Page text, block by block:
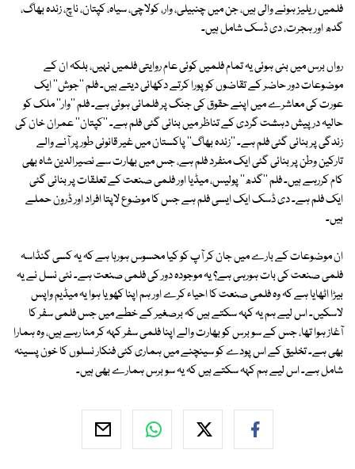
فلمیں ریلیز ہونے والی ہیں، جن میں چنبیلی، وار، کولاچی، سیاہ، کپتان، ناچ، زندہ بھاگ،
گدھ اور ہجرت، دی ڈسک شامل ہیں۔
رواں برس میں بنی ہوئی یہ تمام فلمیں کوئی عام روایتی فلمیں نہیں، بلکہ ان کے
موضوعات دور حاضر کے تقاضوں کو پورا کرتے دکھائی دیتے ہیں۔ فلم ''جوش'' ایک
عورت کی معاشرے میں اپنے حقوق کی جنگ پر فلمائی ہوئی ہے۔ فلم ''وار'' ملک کو
حالیہ درپیش دہشت گردی کے تناظر میں بنائی گئی فلم ہے۔ ''کپتان'' عمران خان کی
زندگی پر بنائی گئی فلم ہے۔ ''زندہ بھاگ'' پاکستان میں غیر قانونی طور پر آنے والے
تارکین وطن پر بنائی گئی ایک منفرد فلم ہے، جس میں بھارت سے نصیرالدین شاہ بھی
کام کررہے ہیں۔ فلم ''گدھ'' پولیس، میڈیا اور فلمی صنعت کے تعلقات پر بنائی گئی
ایک فلم ہے۔ دی ڈسک ایک ایسی فلم ہے جس کا موضوع لاپتا افراد اور ڈرون حملے
ہیں۔
ان موضوعات کے بارے میں جان کر آپ کو کیا محسوس ہورہا ہے کہ یہ کسی گنڈاسہ
فلمی صنعت کی بات ہورہی ہے؟ یہ موجودہ دور کی فلمی صنعت ہے۔ نئی نسل نے یہ
بیڑا اٹھایا ہے کہ وہ فلمی صنعت کا احیاء کرے اور ہم اپنا کھویا ہوا یہ میڈیم واپس
لاسکیں۔ اس لیے ہم یہ کہہ سکتے ہیں کہ برصغیر کے خطے میں جس فلمی سفر کا
آغاز ہوا تھا، جس کے سو برس کو بھارت والے اپنا فلمی سفر کہہ کر منا رہے ہیں، وہ ہمارا
بھی ہے۔ تخلیق کے اس پودے کو سینچنے میں ہماری کئی فنکار نسلوں کا خون پسینہ
شامل ہے۔ اس لیے ہم کہہ سکتے ہیں کہ یہ سو برس ہمارے بھی ہیں۔